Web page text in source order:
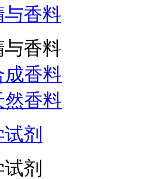
与香料
与香料
成香料
然香料
剂
剂